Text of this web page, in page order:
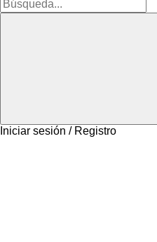
Iniciar sesión / Registro